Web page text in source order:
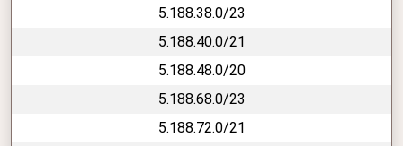
5.188.38.0/23
5.188.40.0/21
5.188.48.0/20
5.188.68.0/23
5.188.72.0/21